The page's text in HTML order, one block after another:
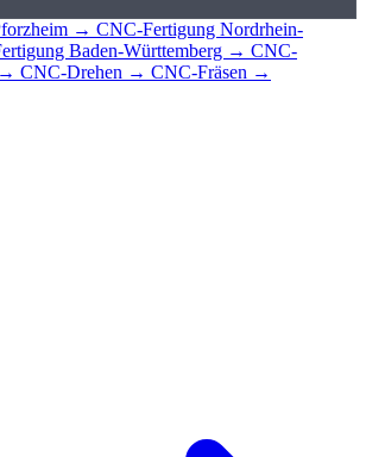
→ CNC-Fertigung Nordrhein-
Baden-Württemberg → CNC-
→ CNC-Drehen → CNC-Fräsen →